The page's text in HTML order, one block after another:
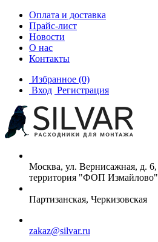
Оплата и доставка
Прайс-лист
Новости
О нас
Контакты
Избранное (0)
Вход Регистрация
Москва, ул. Вернисажная, д. 6,
территория "ФОП Измайлово"
Партизанская, Черкизовская
zakaz@silvar.ru